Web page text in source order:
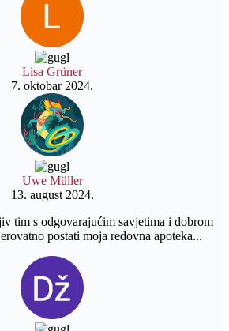
Lisa Grüner
7. oktobar 2024.
Uwe Müller
13. august 2024.
tim s odgovarajućim savjetima i dobrom
postati moja redovna apoteka...